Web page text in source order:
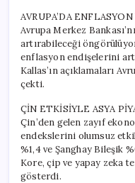
AVRUPA’DA
Avrupa Merkez
artırabileceği
enflasyon endişelerini
Kallas’ın açıklamaları
çekti.
ÇİN ETKİSİYLE ASYA
Çin’den gelen zayıf
endekslerini olumsuz
%1,4 ve Şanghay Bileşik
Kore, çip ve yapay zeka
gösterdi.